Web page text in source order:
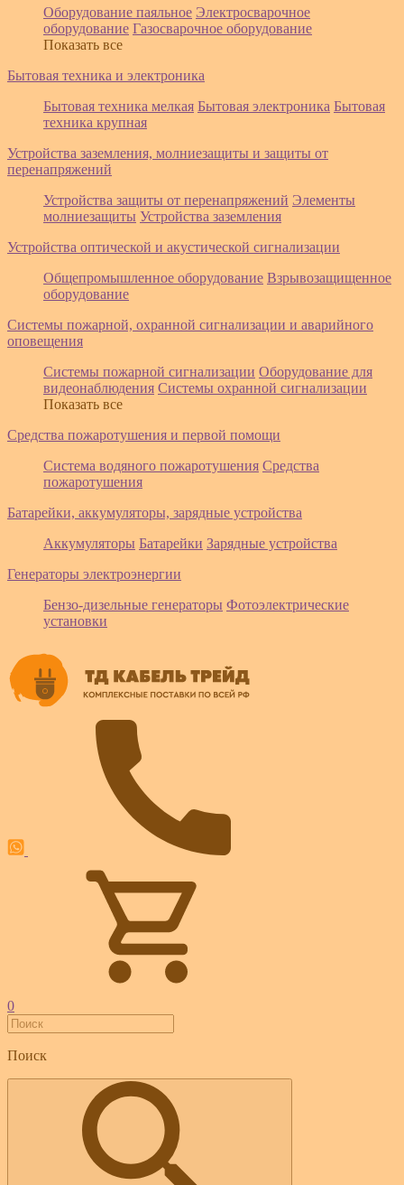
Оборудование паяльное Электросварочное
оборудование Газосварочное оборудование
Показать все
Бытовая техника и электроника
Бытовая техника мелкая Бытовая электроника Бытовая
техника крупная
Устройства заземления, молниезащиты и защиты от
перенапряжений
Устройства защиты от перенапряжений Элементы
молниезащиты Устройства заземления
Устройства оптической и акустической сигнализации
Общепромышленное оборудование Взрывозащищенное
оборудование
Системы пожарной, охранной сигнализации и аварийного
оповещения
Системы пожарной сигнализации Оборудование для
видеонаблюдения Системы охранной сигнализации
Показать все
Средства пожаротушения и первой помощи
Система водяного пожаротушения Средства
пожаротушения
Батарейки, аккумуляторы, зарядные устройства
Аккумуляторы Батарейки Зарядные устройства
Генераторы электроэнергии
Бензо-дизельные генераторы Фотоэлектрические
установки
0
Поиск